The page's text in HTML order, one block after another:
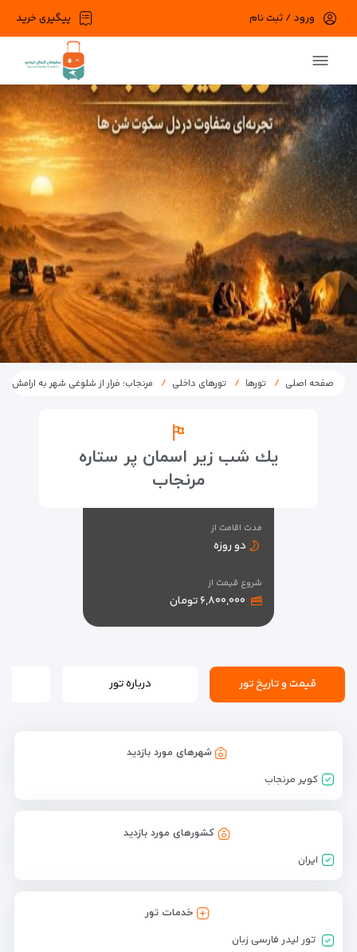
پیگیری خرید ورود / ثبت نام
صفحه اصلی تورها تورهای داخلی مرنجاب؛ فرار از شلوغی شهر به ارامش
يك شب زير اسمان پر ستاره
مرنجاب
مدت اقامت از
دو روزه
شروع قیمت از
۶,۸۰۰,۰۰۰ تومان
قیمت و تاریخ تور درباره تور
شهرهای مورد بازدید
كوير مرنجاب
کشورهای مورد بازدید
ایران
خدمات تور
تور لیدر فارسی زبان